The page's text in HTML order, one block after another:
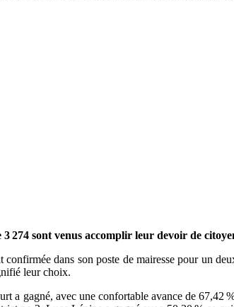
274 sont venus accomplir leur devoir de
dans son poste de mairesse pour un
leur choix.
a gagné, avec une confortable avance de